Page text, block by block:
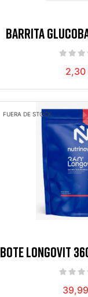
BARRITA
SABOR
2,30
FUERA DE STOCK
BOTE LONGOVIT